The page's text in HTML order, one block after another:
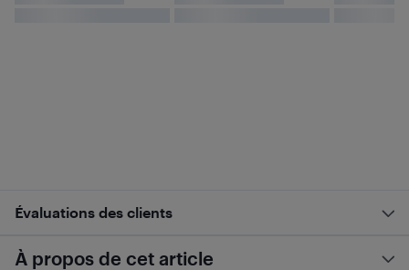
Évaluations des clients
À propos de cet article